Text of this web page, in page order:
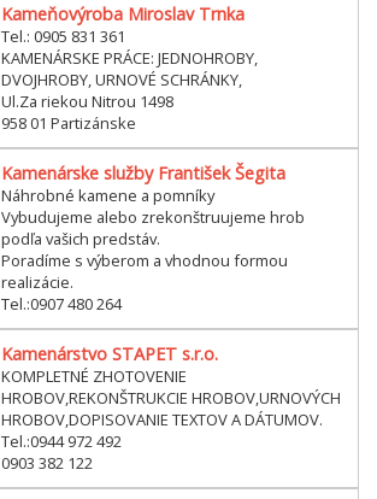
Kameňovýroba Miroslav Trnka
Tel.: 0905 831 361
KAMENÁRSKE PRÁCE: JEDNOHROBY,
DVOJHROBY, URNOVÉ SCHRÁNKY,
Ul.Za riekou Nitrou 1498
958 01 Partizánske
Kamenárske služby František Šegita
Náhrobné kamene a pomníky
Vybudujeme alebo zrekonštruujeme hrob
podľa vašich predstáv.
Poradíme s výberom a vhodnou formou
realizácie.
Tel.:0907 480 264
Kamenárstvo STAPET s.r.o.
KOMPLETNÉ ZHOTOVENIE
HROBOV,REKONŠTRUKCIE HROBOV,URNOVÝCH
HROBOV,DOPISOVANIE TEXTOV A DÁTUMOV.
Tel.:0944 972 492
0903 382 122